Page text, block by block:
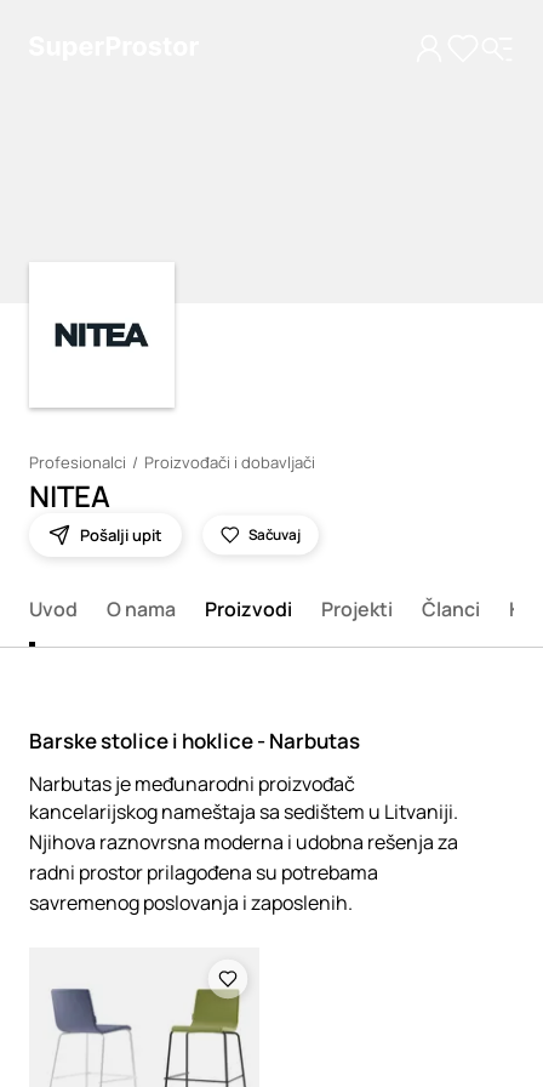
Profesionalci Proizvođači i dobavljači
NITEA
Pošalji upit Sačuvaj
Uvod O nama Proizvodi Projekti Članci
Barske stolice i hoklice - Narbutas
Narbutas je međunarodni proizvođač
kancelarijskog nameštaja sa sedištem u Litvaniji.
Njihova raznovrsna moderna i udobna rešenja za
radni prostor prilagođena su potrebama
savremenog poslovanja i zaposlenih.